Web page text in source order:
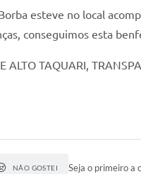
esteve no local
conseguimos esta
ALTO TAQUARI,
NÃO GOSTEI Seja o primeiro a